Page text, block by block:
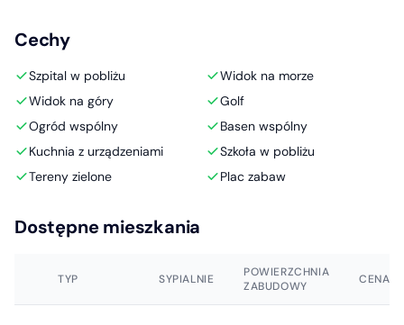
Cechy
Szpital w pobliżu
Widok na morze
Widok na góry
Golf
Ogród wspólny
Basen wspólny
Kuchnia z urządzeniami
Szkoła w pobliżu
Tereny zielone
Plac zabaw
Dostępne mieszkania
TYP SYPIALNIE
POWIERZCHNIA
ZABUDOWY
CENA